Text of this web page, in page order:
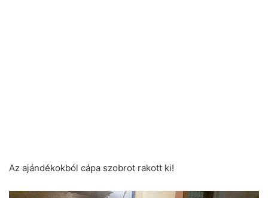
Az ajándékokból cápa szobrot rakott ki!